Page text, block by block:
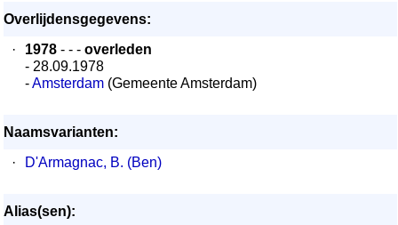
Overlijdensgegevens:
·
1978 - - - overleden
- 28.09.1978
-Amsterdam (Gemeente Amsterdam)
Naamsvarianten:
·
D'Armagnac, B. (Ben)
Alias(sen):